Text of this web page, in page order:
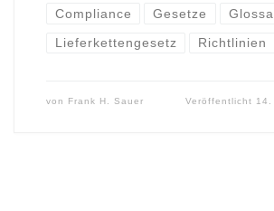
Compliance Gesetze
Lieferkettengesetz Richtlinien
von Frank H. Sauer Veröffentlicht 14.